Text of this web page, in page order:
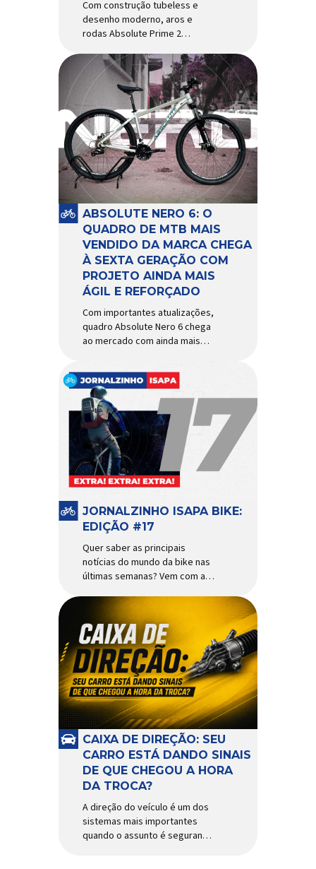
Com construção tubeless e
desenho moderno, aros e
rodas Absolute Prime 2
diversas melhorias No
mercado brasileiro há alguns
anos, os aros e as rodas
Absolute Prime chegaram
como uma opção para pilotos
de cross country e trail em
busca de alto desempenho e
preço realmente competitivo.
Para isso, a marca […]
ABSOLUTE NERO 6: O
QUADRO DE MTB MAIS
VENDIDO DA MARCA CHEGA
À SEXTA GERAÇÃO COM
PROJETO AINDA MAIS
ÁGIL E REFORÇADO
Com importantes atualizações,
quadro Absolute Nero 6 chega
ao mercado com ainda mais
uso urbano e MTB recreacional
Um dos quadros de maior
sucesso do mercado de
bicicletas brasileiro chega em
nova versão: o
Absolute Nero 6, sexta geração
do quadro mais vendido da
marca nacional. Extremamente
popular para quem busca uma
JORNALZINHO ISAPA BIKE:
EDIÇÃO #17
Quer saber as principais
notícias do mundo da bike nas
últimas semanas? Vem com a
chegou! Clique aqui e leia
agora mesmo!
CAIXA DE DIREÇÃO: SEU
CARRO ESTÁ DANDO SINAIS
DE QUE CHEGOU A HORA
DA TROCA?
A direção do veículo é um dos
sistemas mais importantes
quando o assunto é segurança,